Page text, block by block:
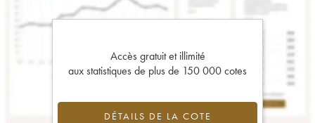
Accès gratuit et illimité
aux statistiques de plus de 150 000 cotes
DÉTAILS DE LA COTE